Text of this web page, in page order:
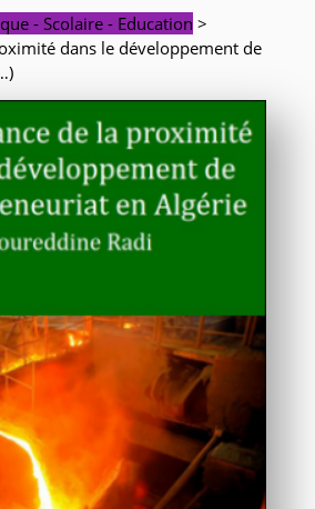
- Scolaire - Education >
dans le développement de